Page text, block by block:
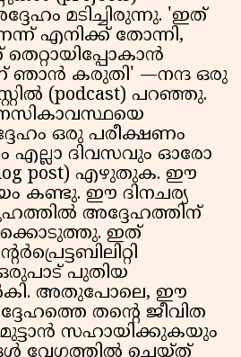
മടിച്ചിരുന്നു. 'ഇത്
എനിക്ക് തോന്നി,
ഞാൻ കരുതി' —നന്ദ ഒരു
(podcast) പറഞ്ഞു.
ഒരു പരീക്ഷണം
എല്ലാ ദിവസവും ഓരോ
post) എഴുതുക. ഈ
കണ്ടു. ഈ ദിനചര്യ
അദ്ദേഹത്തിന്
ഇത്
പുതിയ
അതുപോലെ, ഈ
തന്റെ ജീവിത
സഹായിക്കുകയും